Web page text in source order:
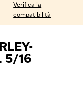
Verifica la
compatibilità
5/16